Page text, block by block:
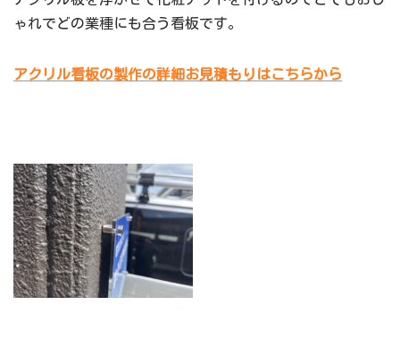
ゃれでどの業種にも合う看板です。
アクリル看板の製作の詳細お見積もりはこちらから